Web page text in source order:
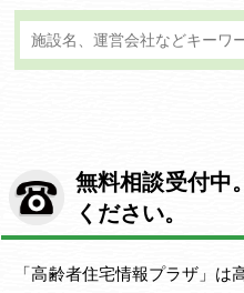
無料相談受付中
ください。
「高齢者住宅情報プラザ」